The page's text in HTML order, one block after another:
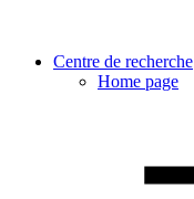
Centre de recherche
Home page